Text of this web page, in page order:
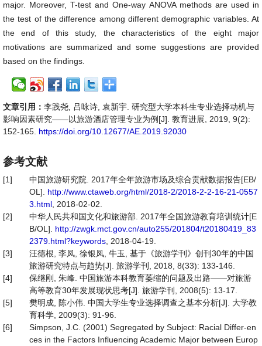
major. Moreover, T-test and One-way ANOVA methods are used in
the test of the difference among different demographic variables. At
the end of this study, the characteristics of the eight major
motivations are summarized and some suggestions are provided
based on the findings.
文章引用： 李践尧, 吕咏诗, 袁新宇. 研究型大学本科生专业选择动机与
影响因素研究——以旅游酒店管理专业为例[J]. 教育进展, 2019, 9(2):
152-165. https://doi.org/10.12677/AE.2019.92030
参考文献
[1]
中国旅游研究院. 2017年全年旅游市场及综合贡献数据报告[EB/
OL]. http://www.ctaweb.org/html/2018-2/2018-2-2-16-21-0557
3.html , 2018-02-02.
[2]
中华人民共和国文化和旅游部. 2017年全国旅游教育培训统计[E
B/OL]. http://zwgk.mct.gov.cn/auto255/201804/t20180419_83
2379.html?keywords , 2018-04-19.
[3]
汪德根, 李凤, 徐银凤, 牛玉, 基于《旅游学刊》创刊30年的中国
旅游研究特点与趋势[J]. 旅游学刊, 2018, 8(33): 133-146.
[4]
保继刚, 朱峰. 中国旅游本科教育萎缩的问题及出路——对旅游
高等教育30年发展现状思考[J]. 旅游学刊, 2008(5): 13-17.
[5]
樊明成, 陈小伟. 中国大学生专业选择调查之基本分析[J]. 大学教
育科学, 2009(3): 91-96.
[6]
Simpson, J.C. (2001) Segregated by Subject: Racial Differ-en
ces in the Factors Influencing Academic Major between Europ